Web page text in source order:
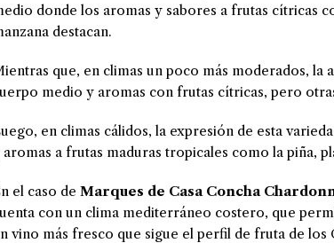
donde los aromas y sabores a frutas cítricas
destacan.
que, en climas un poco más moderados,
medio y aromas con frutas cítricas, pero
en climas cálidos, la expresión de esta
aromas a frutas maduras tropicales como la piña,
el caso de Marques de Casa Concha
con un clima mediterráneo costero, que
vino más fresco que sigue el perfil de fruta de